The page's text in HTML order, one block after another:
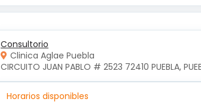
Consultorio
Clinica Aglae Puebla
CIRCUITO JUAN PABLO # 2523 72410 PUEBLA,
Horarios disponibles